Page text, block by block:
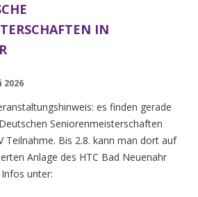
IN
2026
es finden gerade
Seniorenmeisterschaften
Teilnahme. Bis 2.8. kann man dort auf
Anlage des HTC Bad Neuenahr
unter: